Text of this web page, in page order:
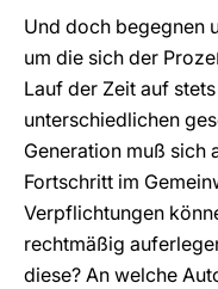
Und doch begegnen
um die sich der
Lauf der Zeit auf
unterschiedlichen
Generation muß sich
Fortschritt im
Verpflichtungen
rechtmäßig
diese? An welche